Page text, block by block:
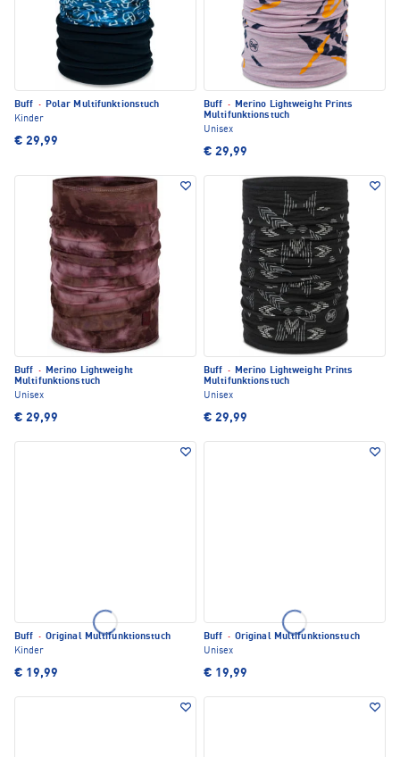
Buff · Polar Multifunktionstuch
Kinder
€ 29,99
Buff · Merino Lightweight Prints
Multifunktionstuch
Unisex
€ 29,99
Buff · Merino Lightweight
Multifunktionstuch
Unisex
€ 29,99
Buff · Merino Lightweight Prints
Multifunktionstuch
Unisex
€ 29,99
Buff · Original Multifunktionstuch
Kinder
€ 19,99
Buff · Original Multifunktionstuch
Unisex
€ 19,99